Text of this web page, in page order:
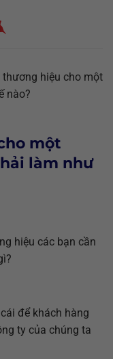
thương hiệu cho một
nào?
một
làm như
hiệu các bạn cần
để khách hàng
ty của chúng ta